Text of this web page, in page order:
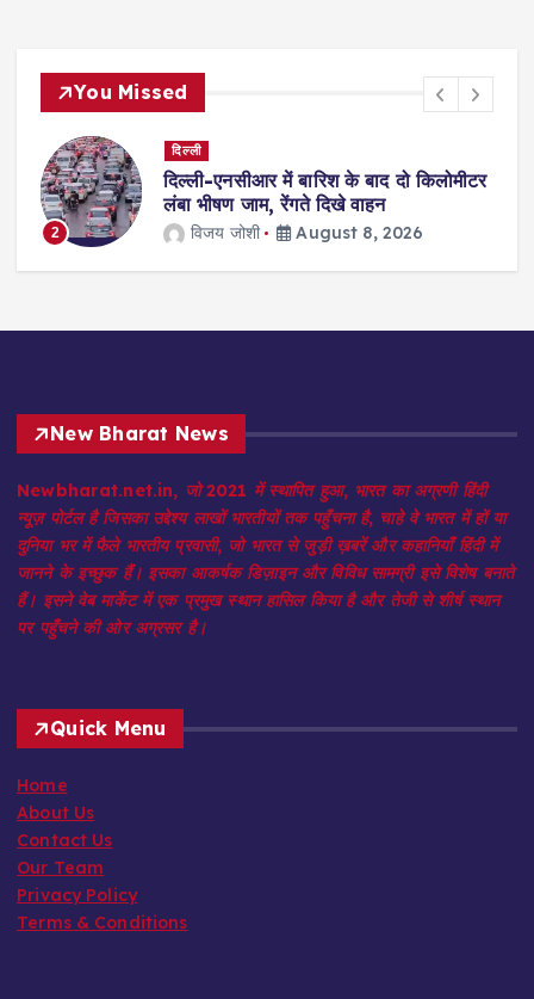
You Missed
2
दिल्ली
दिल्ली-एनसीआर में बारिश के बाद दो किलोमीटर
लंबा भीषण जाम, रेंगते दिखे वाहन
विजय जोशी August 8, 2026
New Bharat News
Newbharat.net.in, जो 2021 में स्थापित हुआ, भारत का अग्रणी हिंदी
न्यूज़ पोर्टल है जिसका उद्देश्य लाखों भारतीयों तक पहुँचना है, चाहे वे भारत में हों या
दुनिया भर में फैले भारतीय प्रवासी, जो भारत से जुड़ी ख़बरें और कहानियाँ हिंदी में
जानने के इच्छुक हैं। इसका आकर्षक डिज़ाइन और विविध सामग्री इसे विशेष बनाते
हैं। इसने वेब मार्केट में एक प्रमुख स्थान हासिल किया है और तेजी से शीर्ष स्थान
पर पहुँचने की ओर अग्रसर है।
Quick Menu
Home
About Us
Contact Us
Our Team
Privacy Policy
Terms & Conditions